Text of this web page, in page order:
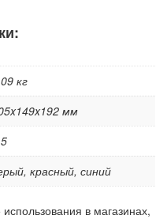
кг
мм
красный, синий
в магазинах,